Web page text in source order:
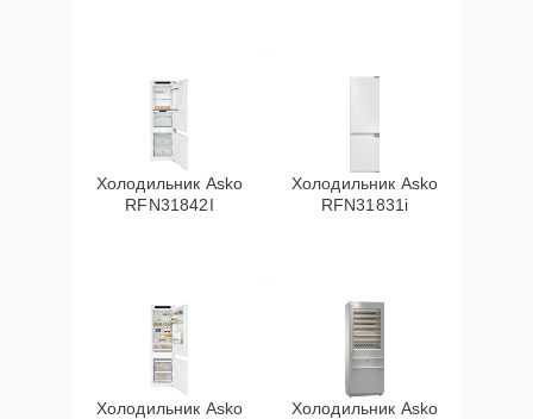
Холодильник Asko
RFN31842I
Холодильник Asko
RFN31831i
Холодильник Asko
Холодильник Asko